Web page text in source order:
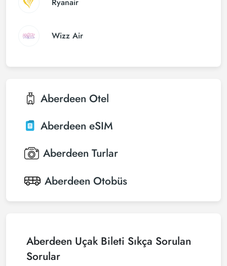
Wizz Air
Aberdeen Otel
Aberdeen eSIM
Aberdeen Turlar
Aberdeen Otobüs
Aberdeen Uçak Bileti Sıkça Sorulan
Sorular